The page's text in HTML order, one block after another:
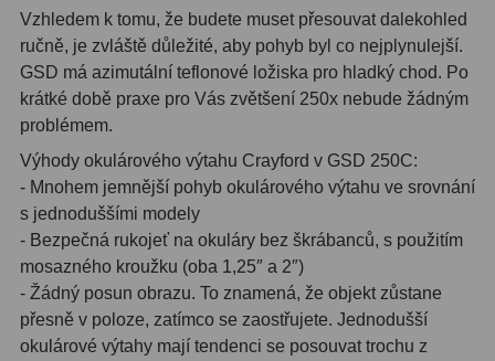
Seřízení22
Laserové kolimátory6
Umělé hvězdy5
Zrcátka a hranoly61
Diagonální zrcátka36
Diagonální hranoly
Vzhledem k tomu, že budete muset přesouvat dalekohled
ručně, je zvláště důležité, aby pohyb byl co nejplynulejší.
GSD má azimutální teflonové ložiska pro hladký chod. Po
krátké době praxe pro Vás zvětšení 250x nebude žádným
problémem.
Výhody okulárového výtahu Crayford v GSD 250C:
- Mnohem jemnější pohyb okulárového výtahu ve srovnání
s jednoduššími modely
- Bezpečná rukojeť na okuláry bez škrábanců, s použitím
mosazného kroužku (oba 1,25″ a 2″)
- Žádný posun obrazu. To znamená, že objekt zůstane
přesně v poloze, zatímco se zaostřujete. Jednodušší
okulárové výtahy mají tendenci se posouvat trochu z